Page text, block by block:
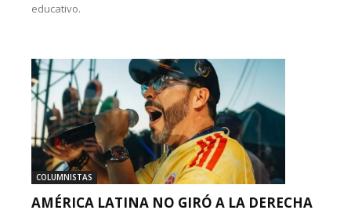
educativo.
COLUMNISTAS
AMÉRICA LATINA NO GIRÓ A LA DERECHA